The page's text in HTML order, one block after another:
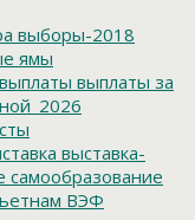
выборы-2018
ямы
выплаты выплаты за
выставка-
самообразование
ВЭФ